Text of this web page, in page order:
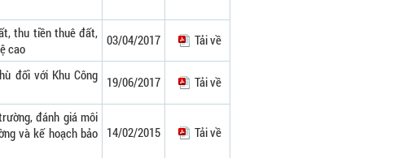
thu tiền thuê đất,
cao
03/04/2017 Tải về
đối với Khu Công 19/06/2017 Tải về
đánh giá môi
và kế hoạch bảo 14/02/2015 Tải về